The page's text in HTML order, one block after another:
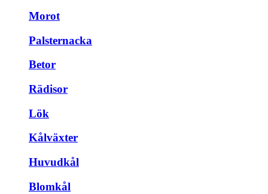
Morot
Palsternacka
Betor
Rädisor
Lök
Kålväxter
Huvudkål
Blomkål